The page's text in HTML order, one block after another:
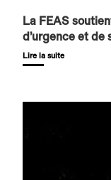
La FEAS
d’urgence et
Lire la suite